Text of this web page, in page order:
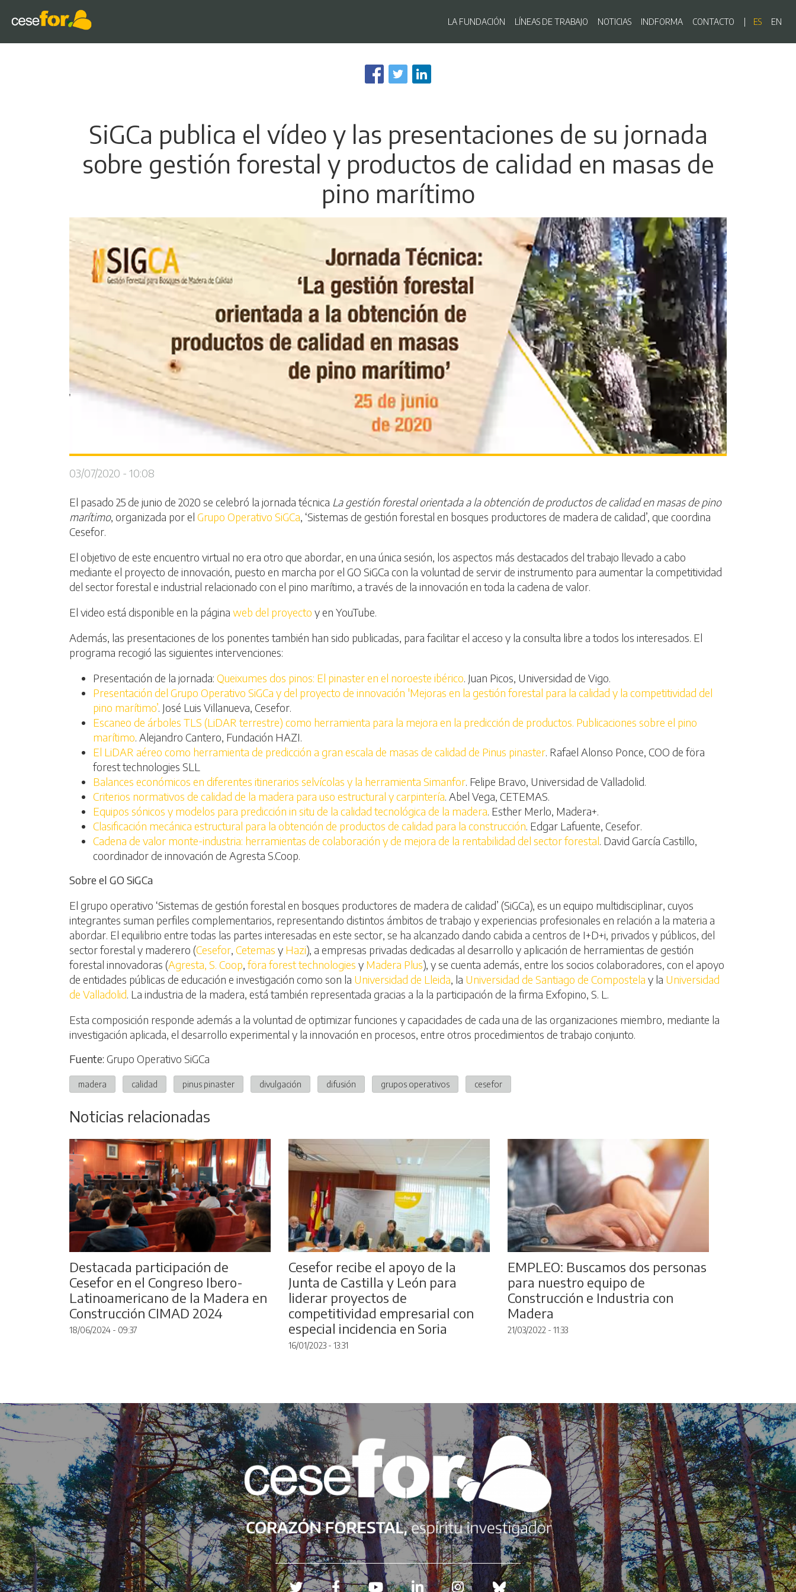
al
contenido
Navegación principal
LA FUNDACIÓN LÍNEAS DE TRABAJO NOTICIAS INDFORMA CONTACTO ES EN
SiGCa publica el vídeo y las presentaciones de su jornada
sobre gestión forestal y productos de calidad en masas de
pino marítimo
03/07/2020 - 10:08
El pasado 25 de junio de 2020 se celebró la jornada técnica La gestión forestal orientada a la obtención de productos de calidad en masas de pino
marítimo, organizada por el Grupo Operativo SiGCa, ‘Sistemas de gestión forestal en bosques productores de madera de calidad’, que coordina
Cesefor.
El objetivo de este encuentro virtual no era otro que abordar, en una única sesión, los aspectos más destacados del trabajo llevado a cabo
mediante el proyecto de innovación, puesto en marcha por el GO SiGCa con la voluntad de servir de instrumento para aumentar la competitividad
del sector forestal e industrial relacionado con el pino marítimo, a través de la innovación en toda la cadena de valor.
El video está disponible en la página web del proyecto y en YouTube.
Además, las presentaciones de los ponentes también han sido publicadas, para facilitar el acceso y la consulta libre a todos los interesados. El
programa recogió las siguientes intervenciones:
Presentación de la jornada: Queixumes dos pinos: El pinaster en el noroeste ibérico. Juan Picos, Universidad de Vigo.
Presentación del Grupo Operativo SiGCa y del proyecto de innovación 'Mejoras en la gestión forestal para la calidad y la competitividad del
pino marítimo’. José Luis Villanueva, Cesefor.
Escaneo de árboles TLS (LiDAR terrestre) como herramienta para la mejora en la predicción de productos. Publicaciones sobre el pino
marítimo. Alejandro Cantero, Fundación HAZI.
El LiDAR aéreo como herramienta de predicción a gran escala de masas de calidad de Pinus pinaster. Rafael Alonso Ponce, COO de föra
forest technologies SLL
Balances económicos en diferentes itinerarios selvícolas y la herramienta Simanfor. Felipe Bravo, Universidad de Valladolid.
Criterios normativos de calidad de la madera para uso estructural y carpintería. Abel Vega, CETEMAS.
Equipos sónicos y modelos para predicción in situ de la calidad tecnológica de la madera. Esther Merlo, Madera+.
Clasificación mecánica estructural para la obtención de productos de calidad para la construcción. Edgar Lafuente, Cesefor.
Cadena de valor monte-industria: herramientas de colaboración y de mejora de la rentabilidad del sector forestal. David García Castillo,
coordinador de innovación de Agresta S.Coop.
Sobre el GO SiGCa
El grupo operativo ‘Sistemas de gestión forestal en bosques productores de madera de calidad’ (SiGCa), es un equipo multidisciplinar, cuyos
integrantes suman perfiles complementarios, representando distintos ámbitos de trabajo y experiencias profesionales en relación a la materia a
abordar. El equilibrio entre todas las partes interesadas en este sector, se ha alcanzado dando cabida a centros de I+D+i, privados y públicos, del
sector forestal y maderero (Cesefor, Cetemas y Hazi), a empresas privadas dedicadas al desarrollo y aplicación de herramientas de gestión
forestal innovadoras (Agresta, S. Coop, föra forest technologies y Madera Plus), y se cuenta además, entre los socios colaboradores, con el apoyo
de entidades públicas de educación e investigación como son la Universidad de Lleida, la Universidad de Santiago de Compostela y la Universidad
de Valladolid. La industria de la madera, está también representada gracias a la la participación de la firma Exfopino, S. L.
Esta composición responde además a la voluntad de optimizar funciones y capacidades de cada una de las organizaciones miembro, mediante la
investigación aplicada, el desarrollo experimental y la innovación en procesos, entre otros procedimientos de trabajo conjunto.
Fuente: Grupo Operativo SiGCa
madera calidad pinus pinaster divulgación difusión grupos operativos cesefor
Noticias relacionadas
Destacada participación de
Cesefor en el Congreso Ibero-
Latinoamericano de la Madera en
Construcción CIMAD 2024
18/06/2024 - 09:37
Cesefor recibe el apoyo de la
Junta de Castilla y León para
liderar proyectos de
competitividad empresarial con
especial incidencia en Soria
16/01/2023 - 13:31
EMPLEO: Buscamos dos personas
para nuestro equipo de
Construcción e Industria con
Madera
21/03/2022 - 11:33
Redes sociales